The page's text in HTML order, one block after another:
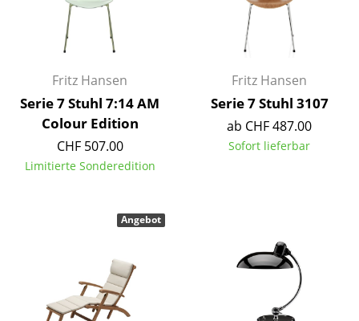
Einzelteile
... alle Aufbewahrungsmöbel
Licht
Hängeleuchten & Deckenleuchten
Tischleuchten
Stehleuchten & Leseleuchten
Wandleuchten
Outdoor-Leuchten
Fritz Hansen
Serie 7 Stuhl 7:14 AM
Colour Edition
CHF 507.00
Limitierte Sonderedition
Fritz Hansen
Serie 7 Stuhl 3107
ab CHF 487.00
Sofort lieferbar
Angebot